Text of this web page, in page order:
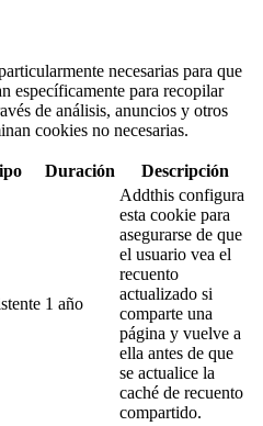
necesarias para que
específicamente para recopilar
de análisis, anuncios y otros
cookies no necesarias.
Duración Descripción
1 año
Addthis configura
esta cookie para
asegurarse de que
el usuario vea el
recuento
actualizado si
comparte una
página y vuelve a
ella antes de que
se actualice la
caché de recuento
compartido.